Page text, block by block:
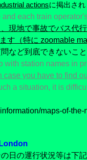
actionsに掲出さ
each train
現地で事故でバス代
す（特に zoomable
など到底できないこ
with station names in
case you have to find
a situation, it is
maps-of-the-
日の運行状況等は下